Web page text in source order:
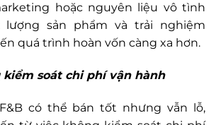
hoặc nguyên liệu vô tình
lượng sản phẩm và trải nghiệm
quá trình hoàn vốn càng xa hơn.
kiểm soát chi phí vận hành
có thể bán tốt nhưng vẫn lỗ,